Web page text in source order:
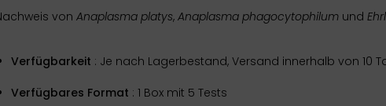
vonAnaplasma platys,Anaplasma phagocytophilum und
Verfügbarkeit : Je nach Lagerbestand, Versand innerhalb von 10
Verfügbares Format : 1 Box mit 5 Tests